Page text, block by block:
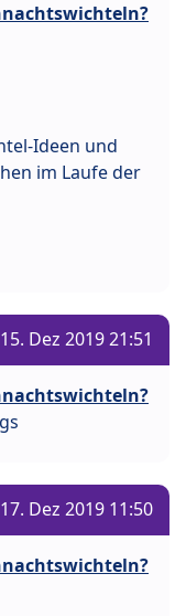
Ideen und
im Laufe der
15. Dez 2019 21:51
17. Dez 2019 11:50